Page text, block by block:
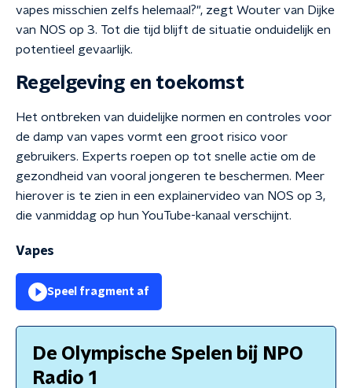
vapes misschien zelfs helemaal?", zegt Wouter van Dijke
van NOS op 3. Tot die tijd blijft de situatie onduidelijk en
potentieel gevaarlijk.
Regelgeving en toekomst
Het ontbreken van duidelijke normen en controles voor
de damp van vapes vormt een groot risico voor
gebruikers. Experts roepen op tot snelle actie om de
gezondheid van vooral jongeren te beschermen. Meer
hierover is te zien in een explainervideo van NOS op 3,
die vanmiddag op hun YouTube-kanaal verschijnt.
Vapes
Speel fragment af
De Olympische Spelen bij NPO
Radio 1